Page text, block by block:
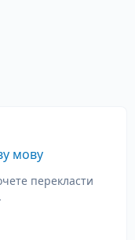
мову
перекласти